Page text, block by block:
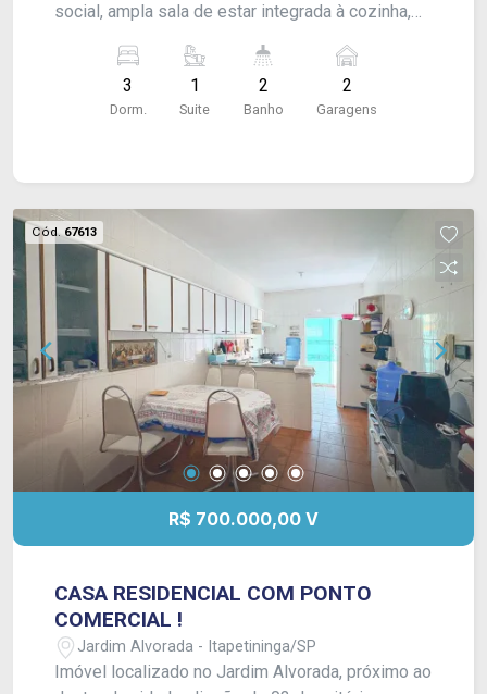
social, ampla sala de estar integrada à cozinha,
funcional. Conta ainda com área gourmet, ideal
para receber familiares e amigos, além de
garagem para 02 veículos. Acabamento: laje, piso
3
Dorm.
1
Suite
2
Banho
2
Garagens
Cód.67613
R$ 700.000,00 V
CASA RESIDENCIAL COM PONTO
COMERCIAL !
Jardim Alvorada - Itapetininga/SP
Imóvel localizado no Jardim Alvorada, próximo ao